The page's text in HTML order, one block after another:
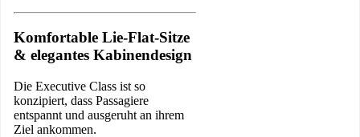
Komfortable Lie-Flat-Sitze
& elegantes Kabinendesign
Die Executive Class ist so
konzipiert, dass Passagiere
entspannt und ausgeruht an ihrem
Ziel ankommen.